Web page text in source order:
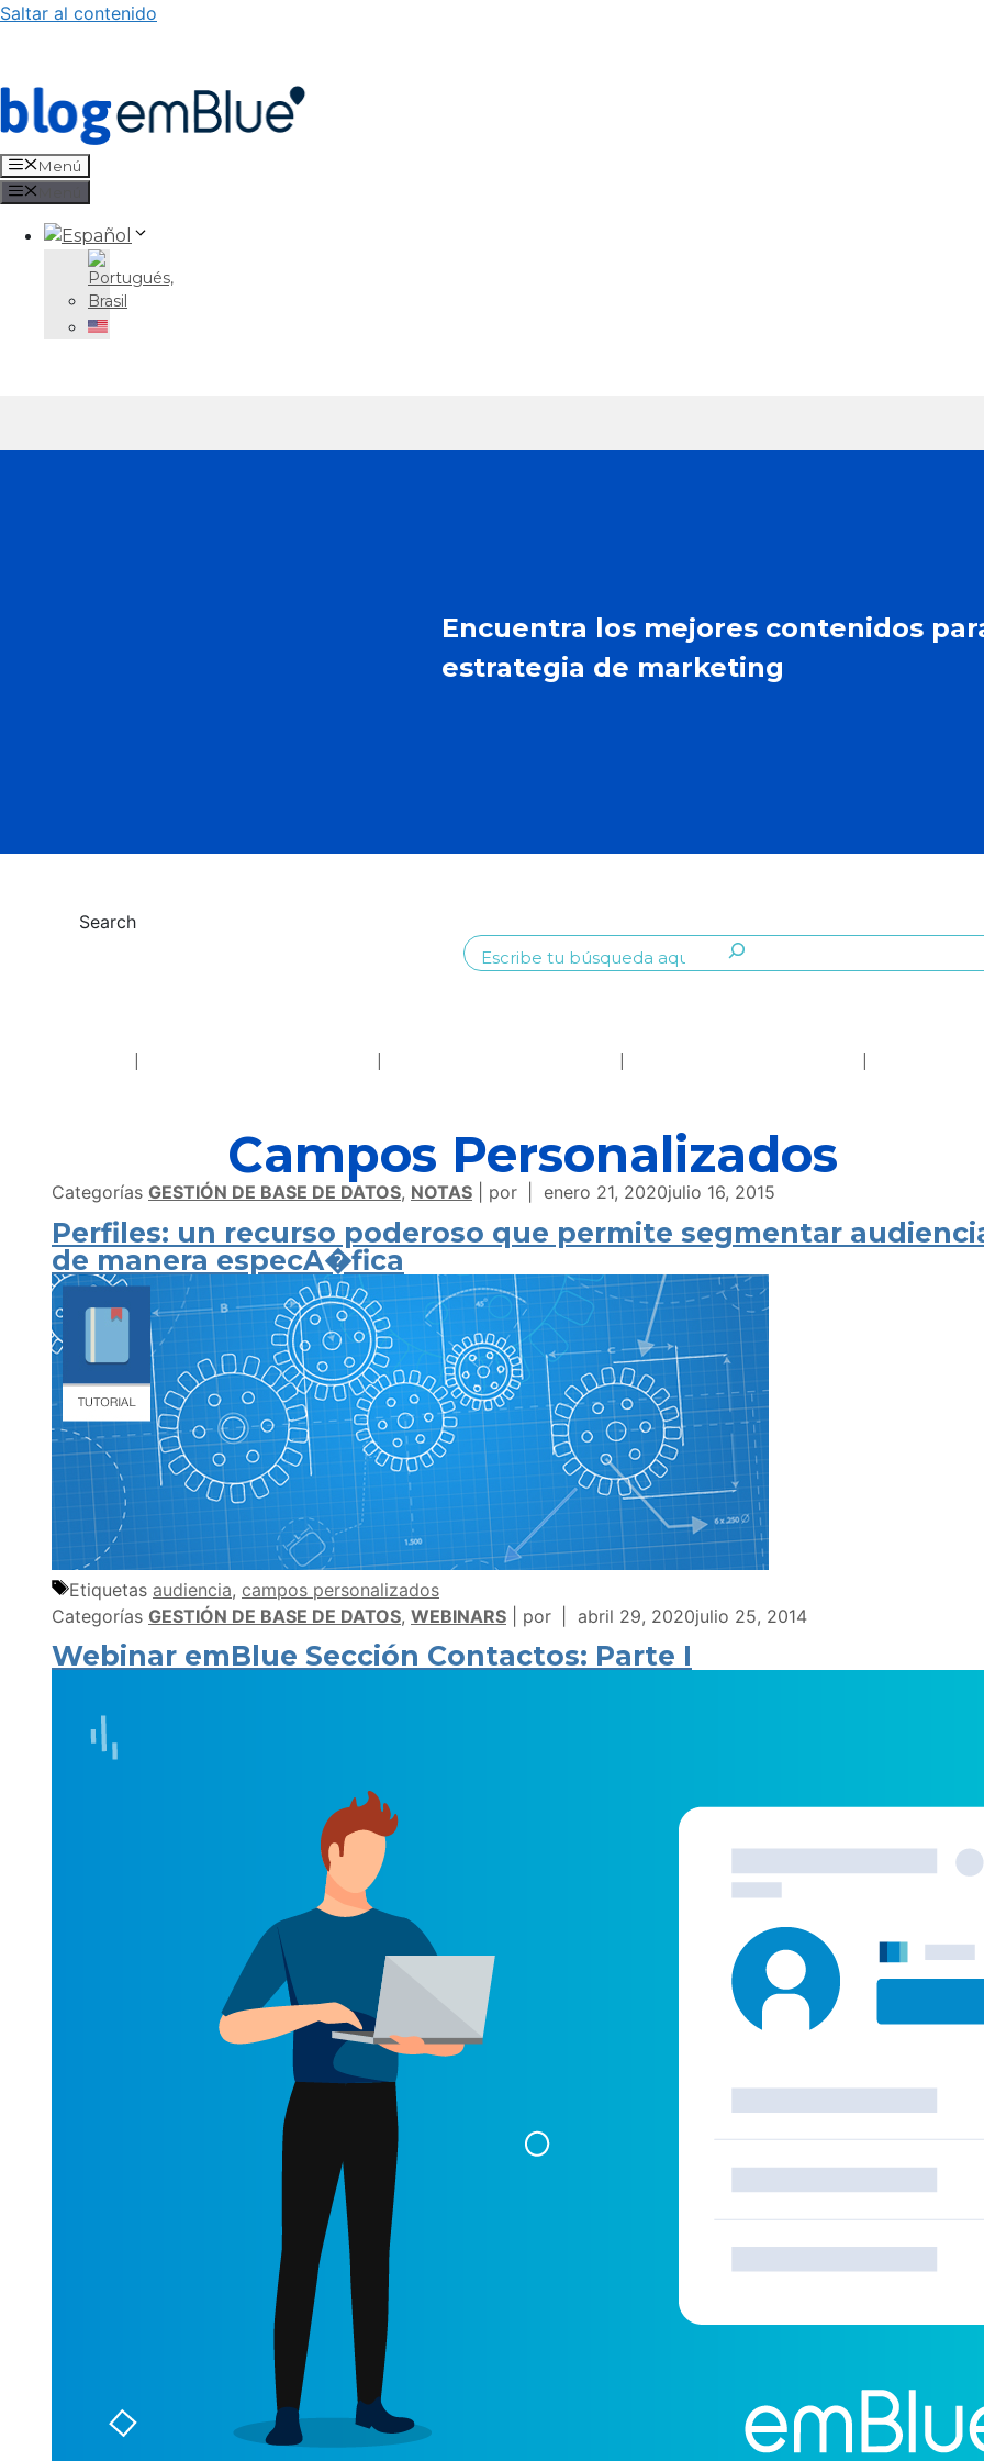
Saltar al contenido
Menú
Encuentra los mejores contenidos
estrategia de marketing
Search
Campos Personalizados
Categorías GESTIÓN DE BASE DE DATOS, NOTAS por enero 21, 2020julio 16, 2015
Perfiles: un recurso poderoso que permite segmentar
de manera especA�fica
Etiquetas audiencia, campos personalizados
Categorías GESTIÓN DE BASE DE DATOS, WEBINARS por abril 29, 2020julio 25, 2014
Webinar emBlue Sección Contactos: Parte I